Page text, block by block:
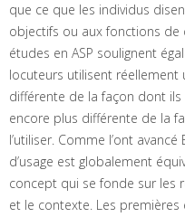
que ce que les individus
objectifs ou aux fonctions
études en ASP soulignent
locuteurs utilisent réellement
différente de la façon dont ils
encore plus différente de la
l’utiliser. Comme l’ont
d’usage est globalement
concept qui se fonde sur les
et le contexte. Les premières